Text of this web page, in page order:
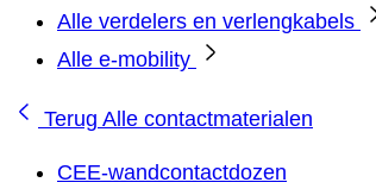
Alle verdelers en verlengkabels
Alle e-mobility
Terug Alle contactmaterialen
CEE-wandcontactdozen